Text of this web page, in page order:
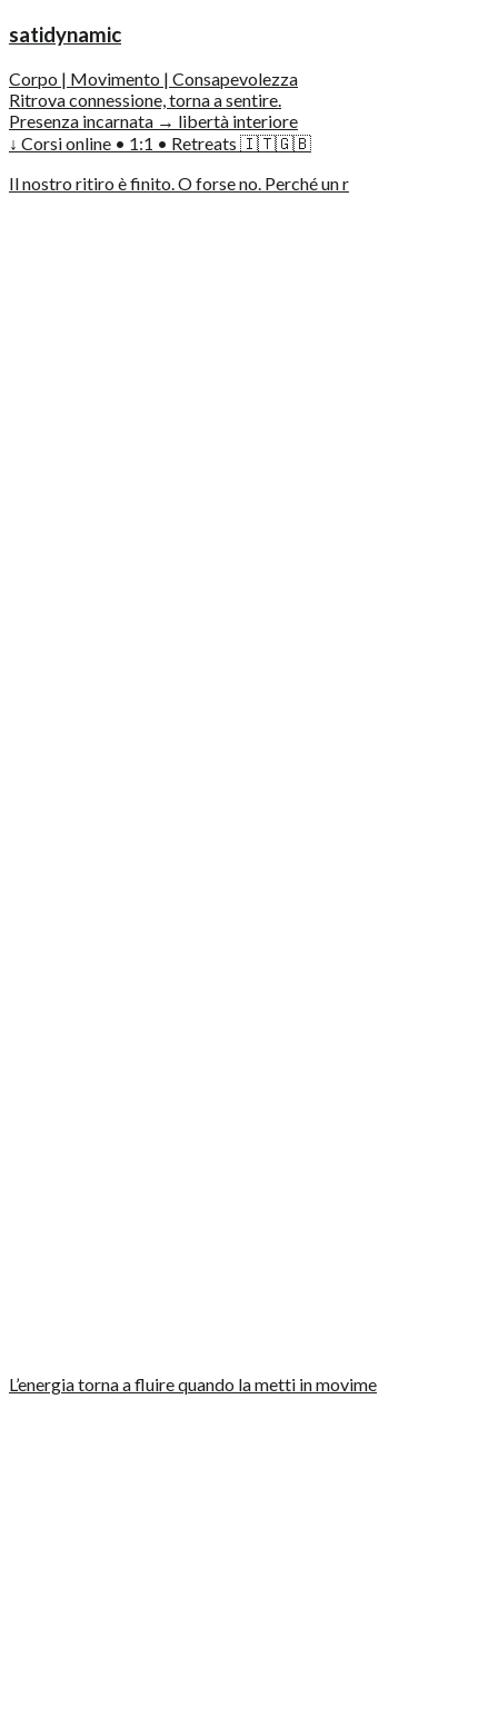
satidynamic
Corpo | Movimento | Consapevolezza
Ritrova connessione, torna a sentire.
Presenza incarnata → libertà interiore
↓ Corsi online • 1:1 • Retreats 🇮🇹🇬🇧
Il nostro ritiro è finito. O forse no. Perché un r
L’energia torna a fluire quando la metti in movime